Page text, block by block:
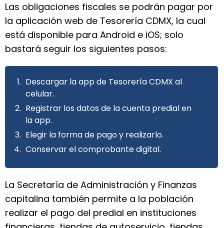
Las obligaciones fiscales se podrán pagar por
la aplicación web de Tesorería CDMX, la cual
está disponible para Android e iOS; solo
bastará seguir los siguientes pasos:
Descargar la app de Tesorería CDMX al
celular.
Registrar los datos de la cuenta predial en
la app.
Elegir la forma de pago y realizarlo.
Conservar el comprobante digital.
La Secretaría de Administración y Finanzas
capitalina también permite a la población
realizar el pago del predial en instituciones